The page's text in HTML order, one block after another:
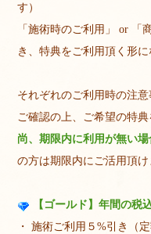
す）
「施術時のご利用」 or 「
き、特典をご利用頂く形
それぞれのご利用時の注
ご確認の上、ご希望の特
尚、期限内に利用が無い
の方は期限内にご活用頂
【ゴールド】年間の税
・ 施術ご利用５%引き（